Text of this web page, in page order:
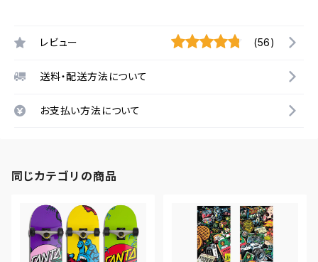
レビュー (56)
送料・配送方法について
お支払い方法について
同じカテゴリの商品